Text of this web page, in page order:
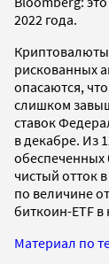
2022 года.
рискованных
опасаются,
слишком
ставок
в декабре. Из
обеспеченных
чистый отток
по величине
биткоин-ETF в
Материал по